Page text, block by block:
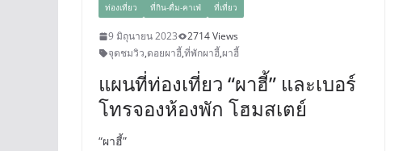
ท่องเที่ยว ที่กิน-ดื่ม-คาเฟ่ ที่เที่ยว
9 มิถุนายน 2023
2714 Views
จุดชมวิว,ดอยผาฮี้,ที่พักผาฮี้,ผาฮี้
แผนที่ท่องเที่ยว “ผาฮี้” และเบอร์
โทรจองห้องพัก โฮมสเตย์
“ผาฮี้”